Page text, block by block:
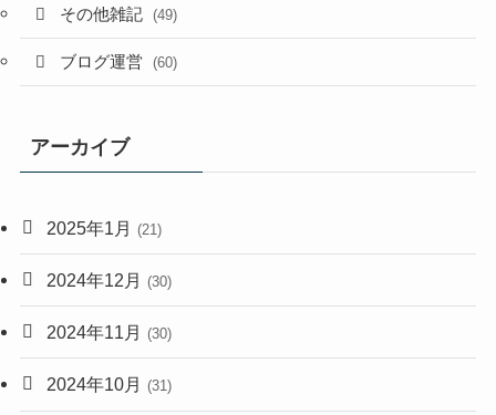
その他雑記 (49)
ブログ運営 (60)
アーカイブ
2025年1月 (21)
2024年12月 (30)
2024年11月 (30)
2024年10月 (31)